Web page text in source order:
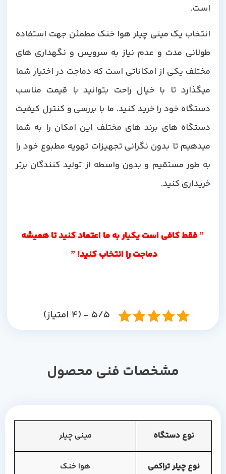
است.
انتخاب یک مینی چیلر هوا خنک مطمئن جهت استفاده
طولانی مدت و عدم نیاز به سرویس و نگهداری های
مختلف یکی از امکاناتی است که دماجت در اختیار شما
میگذارد تا با خیال راحت بتوانید با قیمت مناسب
دستگاه خود را خرید کنید. ما با بررسی و کنترل کیفیت
دستگاه های برند های مختلف این امکان را به شما
میدهیم تا بدون نگرانی تجهیزات تهویه مطبوع خود را
به طور مستقیم و بدون واسطه از تولید کنندگان برتر
خریداری کنید.
” فقط کافی است یکیار به ما اعتماد کنید تا همیشه
دماجت را انتخاب کنید! ”
5/5 - (4 امتیاز)
مشخصات فنی محصول
نوع دستگاه مینی چیلر
نوع چیلر تراکمی هوا خنک